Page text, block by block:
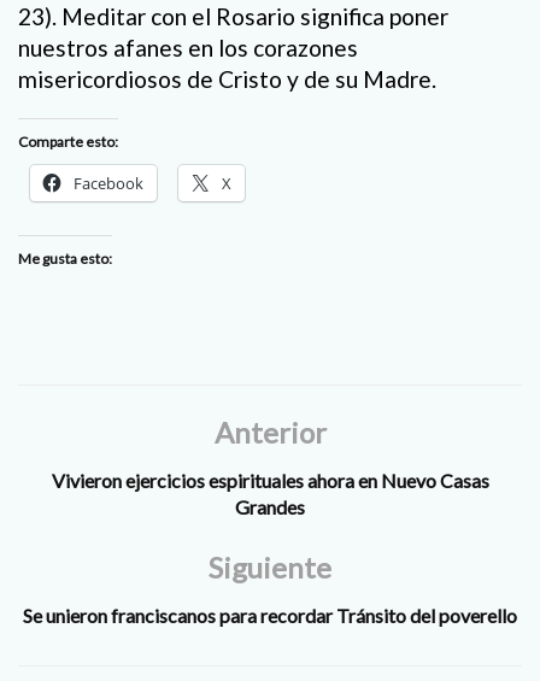
23). Meditar con el Rosario significa poner
nuestros afanes en los corazones
misericordiosos de Cristo y de su Madre.
Comparte esto:
Facebook X
Me gusta esto:
Anterior
Vivieron ejercicios espirituales ahora en Nuevo Casas
Grandes
Siguiente
Se unieron franciscanos para recordar Tránsito del poverello